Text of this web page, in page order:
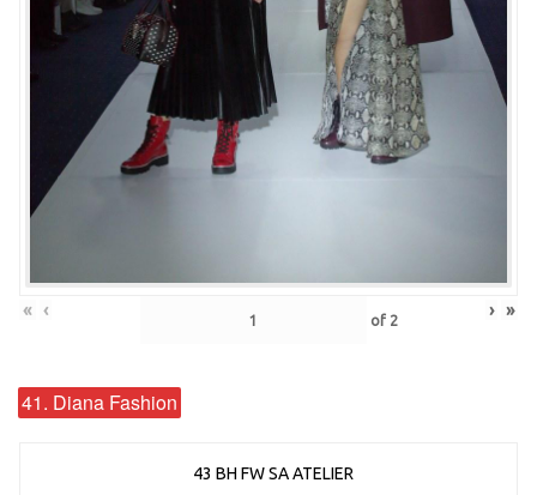
« ‹ of 2 › »
41. Diana Fashion
43 BH FW SA ATELIER